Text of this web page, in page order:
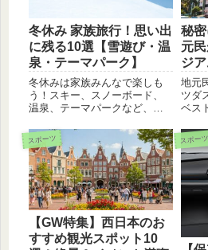
冬休み 家族旅行！思い出
に残る10選【雪遊び・温
泉・テーマパーク】
冬休みは家族みんなで楽しも
う！スキー、スノーボード、
温泉、テーマパークなど、思
子どもから大人まで楽しめる
スポットばかりです。
秘
元
ジ
10
地元
ツダ
ベス
感、
など
いと
ープ
スポーツ
【GW特集】西日本のお
すすめ観光スポット10
スポーツ